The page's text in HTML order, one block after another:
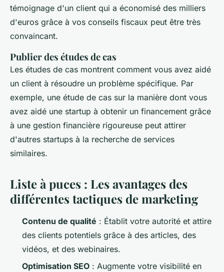
témoignage d'un client qui a économisé des milliers
d'euros grâce à vos conseils fiscaux peut être très
convaincant.
Publier des études de cas
Les études de cas montrent comment vous avez aidé
un client à résoudre un problème spécifique. Par
exemple, une étude de cas sur la manière dont vous
avez aidé une startup à obtenir un financement grâce
à une gestion financière rigoureuse peut attirer
d'autres startups à la recherche de services
similaires.
Liste à puces : Les avantages des
différentes tactiques de marketing
Contenu de qualité : Établit votre autorité et attire
des clients potentiels grâce à des articles, des
vidéos, et des webinaires.
Optimisation SEO : Augmente votre visibilité en